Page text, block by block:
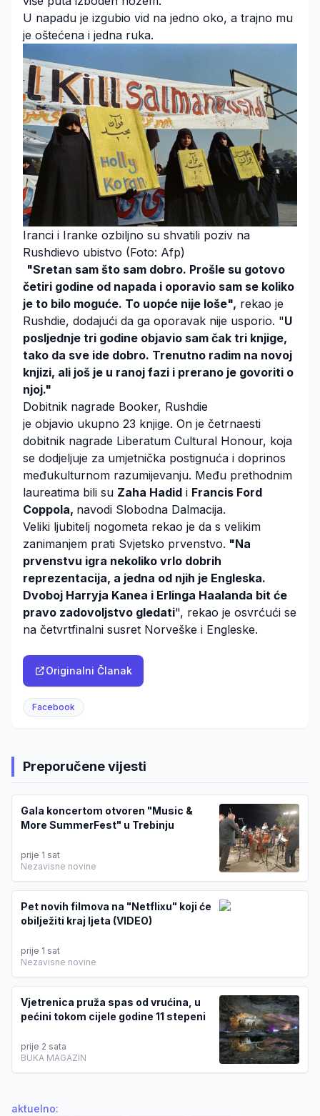
U napadu je izgubio vid na jedno oko, a trajno mu
je oštećena i jedna ruka.
Iranci i Iranke ozbiljno su shvatili poziv na
Rushdievo ubistvo (Foto: Afp)
"Sretan sam što sam dobro. Prošle su gotovo
četiri godine od napada i oporavio sam se koliko
je to bilo moguće. To uopće nije loše", rekao je
Rushdie, dodajući da ga oporavak nije usporio. "U
posljednje tri godine objavio sam čak tri knjige,
tako da sve ide dobro. Trenutno radim na novoj
knjizi, ali još je u ranoj fazi i prerano je govoriti o
njoj."
Dobitnik nagrade Booker, Rushdie
je objavio ukupno 23 knjige. On je četrnaesti
dobitnik nagrade Liberatum Cultural Honour, koja
se dodjeljuje za umjetnička postignuća i doprinos
međukulturnom razumijevanju. Među prethodnim
laureatima bili su Zaha Hadid i Francis Ford
Coppola, navodi Slobodna Dalmacija.
Veliki ljubitelj nogometa rekao je da s velikim
zanimanjem prati Svjetsko prvenstvo. "Na
prvenstvu igra nekoliko vrlo dobrih
reprezentacija, a jedna od njih je Engleska.
Dvoboj Harryja Kanea i Erlinga Haalanda bit će
pravo zadovoljstvo gledati", rekao je osvrćući se
na četvrtfinalni susret Norveške i Engleske.
Originalni Članak
Facebook
Preporučene vijesti
Gala koncertom otvoren "Music &
More SummerFest" u Trebinju
prije 1 sat
Nezavisne novine
Pet novih filmova na "Netflixu" koji će
obilježiti kraj ljeta (VIDEO)
prije 1 sat
Nezavisne novine
Vjetrenica pruža spas od vrućina, u
pećini tokom cijele godine 11 stepeni
prije 2 sata
BUKA MAGAZIN
aktuelno: